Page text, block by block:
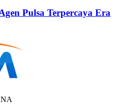
Pulsa Terpercaya Era